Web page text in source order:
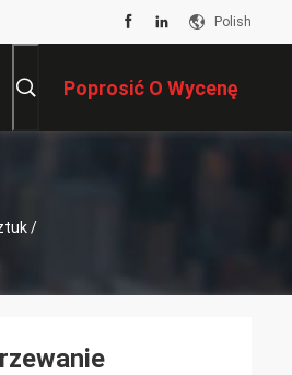
Polish
Poprosić O Wycenę
/